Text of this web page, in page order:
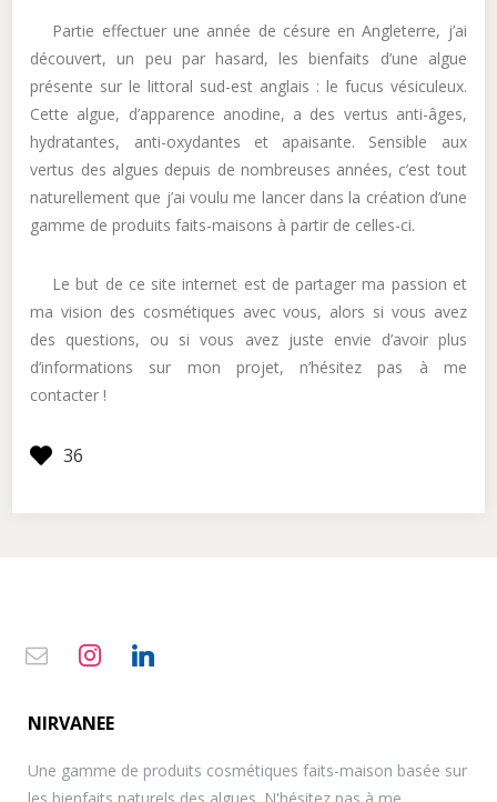
Partie effectuer une année de césure en Angleterre, j’ai
découvert, un peu par hasard, les bienfaits d’une algue
présente sur le littoral sud-est anglais : le fucus vésiculeux.
Cette algue, d’apparence anodine, a des vertus anti-âges,
hydratantes, anti-oxydantes et apaisante. Sensible aux
vertus des algues depuis de nombreuses années, c’est tout
naturellement que j’ai voulu me lancer dans la création d’une
gamme de produits faits-maisons à partir de celles-ci.
Le but de ce site internet est de partager ma passion et
ma vision des cosmétiques avec vous, alors si vous avez
des questions, ou si vous avez juste envie d’avoir plus
d’informations sur mon projet, n’hésitez pas à me
contacter !
envelope-instagramlinkedin
NIRVANEE
Une gamme de produits cosmétiques faits-maison basée sur